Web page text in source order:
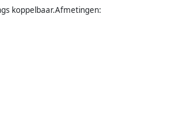
koppelbaar.Afmetingen: